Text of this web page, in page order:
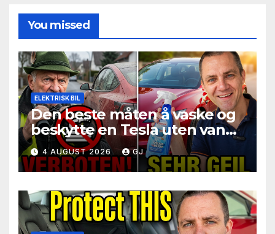
You missed
ELEKTRISK BIL
Den beste måten å vaske og
beskytte en Tesla uten vann
på når man er på reise
4 AUGUST 2026 GJ